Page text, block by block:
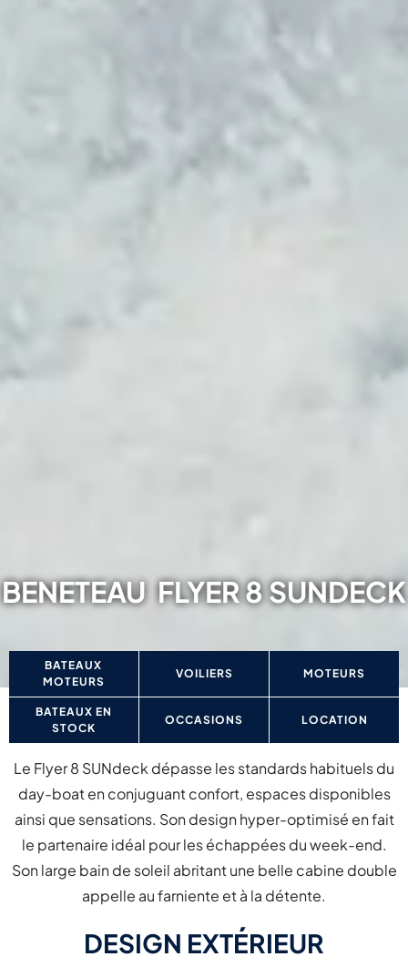
BENETEAU FLYER 8 SUNDECK
BATEAUX
MOTEURS
VOILIERS MOTEURS
BATEAUX EN
STOCK
OCCASIONS LOCATION
Le Flyer 8 SUNdeck dépasse les standards habituels du
day-boat en conjuguant confort, espaces disponibles
ainsi que sensations. Son design hyper-optimisé en fait
le partenaire idéal pour les échappées du week-end.
Son large bain de soleil abritant une belle cabine double
appelle au farniente et à la détente.
DESIGN EXTÉRIEUR